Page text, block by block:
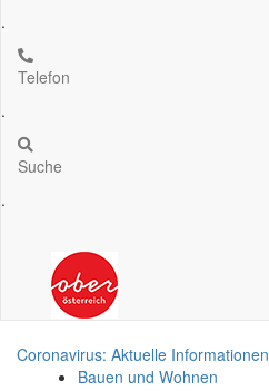
.
Telefon
.
Suche
.
Coronavirus: Aktuelle Informationen
Bauen und Wohnen